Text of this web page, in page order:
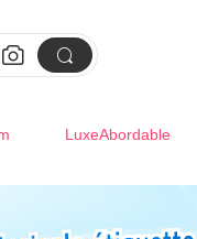
 
LuxeAbordable